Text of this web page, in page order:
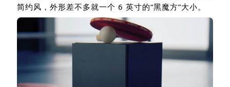
简约风，外形差不多就一个 6 英寸的“黑魔方”大小。